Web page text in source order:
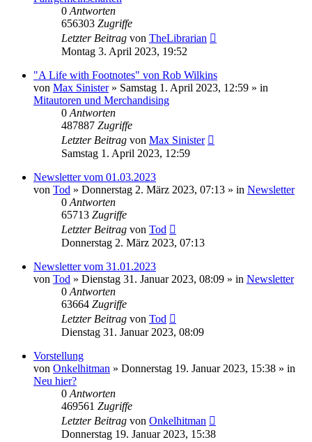
0 Antworten
656303 Zugriffe
Letzter Beitrag von TheLibrarian
Montag 3. April 2023, 19:52
"A Life with Footnotes" von Rob Wilkins
von Max Sinister» Samstag 1. April 2023, 12:59 » in
Mitautoren und Merchandising
0 Antworten
487887 Zugriffe
Letzter Beitrag von Max Sinister
Samstag 1. April 2023, 12:59
Newsletter vom 01.03.2023
von Tod » Donnerstag 2. März 2023, 07:13 » in Newsletter
0 Antworten
65713 Zugriffe
Letzter Beitrag von Tod
Donnerstag 2. März 2023, 07:13
Newsletter vom 31.01.2023
von Tod » Dienstag 31. Januar 2023, 08:09 » in Newsletter
0 Antworten
63664 Zugriffe
Letzter Beitrag von Tod
Dienstag 31. Januar 2023, 08:09
Vorstellung
von Onkelhitman » Donnerstag 19. Januar 2023, 15:38 » in
Neu hier?
0 Antworten
469561 Zugriffe
Letzter Beitrag von Onkelhitman
Donnerstag 19. Januar 2023, 15:38